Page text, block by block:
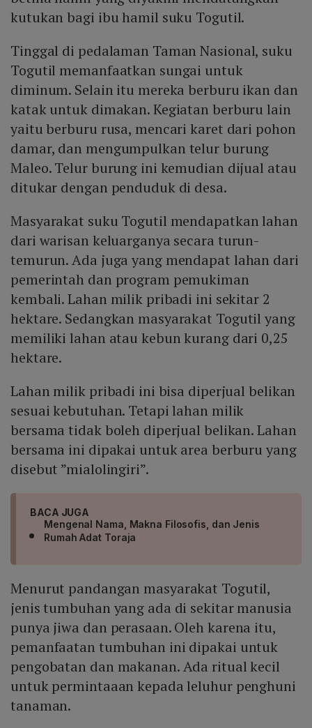
kutukan bagi ibu hamil suku Togutil.
Tinggal di pedalaman Taman Nasional, suku
Togutil memanfaatkan sungai untuk
diminum. Selain itu mereka berburu ikan dan
katak untuk dimakan. Kegiatan berburu lain
yaitu berburu rusa, mencari karet dari pohon
damar, dan mengumpulkan telur burung
Maleo. Telur burung ini kemudian dijual atau
ditukar dengan penduduk di desa.
Masyarakat suku Togutil mendapatkan lahan
dari warisan keluarganya secara turun-
temurun. Ada juga yang mendapat lahan dari
pemerintah dan program pemukiman
kembali. Lahan milik pribadi ini sekitar 2
hektare. Sedangkan masyarakat Togutil yang
memiliki lahan atau kebun kurang dari 0,25
hektare.
Lahan milik pribadi ini bisa diperjual belikan
sesuai kebutuhan. Tetapi lahan milik
bersama tidak boleh diperjual belikan. Lahan
bersama ini dipakai untuk area berburu yang
disebut ”mialolingiri”.
BACA JUGA
Mengenal Nama, Makna Filosofis, dan Jenis
Rumah Adat Toraja
Menurut pandangan masyarakat Togutil,
jenis tumbuhan yang ada di sekitar manusia
punya jiwa dan perasaan. Oleh karena itu,
pemanfaatan tumbuhan ini dipakai untuk
pengobatan dan makanan. Ada ritual kecil
untuk permintaaan kepada leluhur penghuni
tanaman.